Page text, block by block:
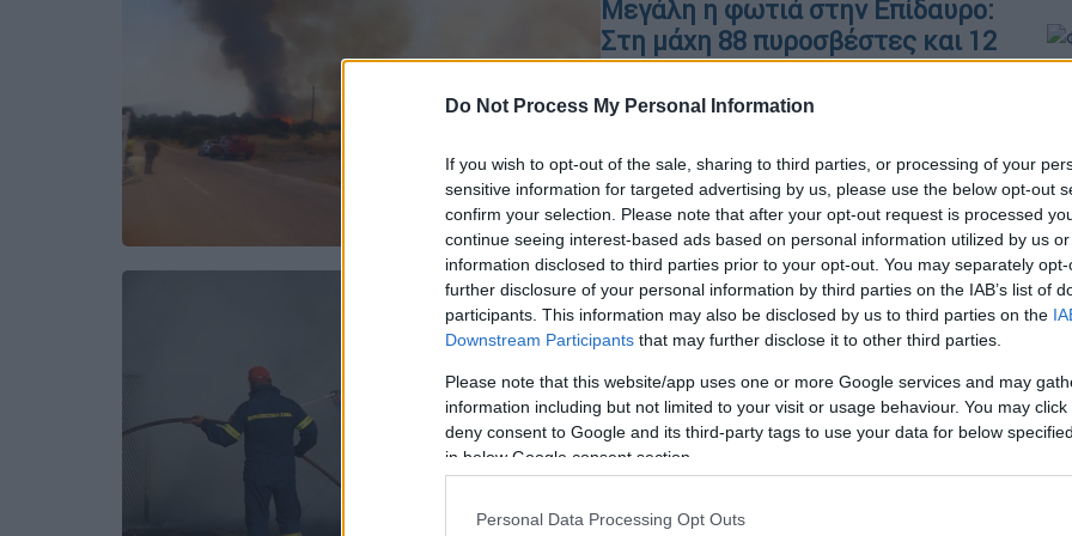
Do Not Process My Personal Information
If you wish to opt-out of the sale, sharing to third parties, or processing of your
sensitive information for targeted advertising by us, please use the below opt-out
confirm your selection. Please note that after your opt-out request is processed
continue seeing interest-based ads based on personal information utilized by us
information disclosed to third parties prior to your opt-out. You may separately
further disclosure of your personal information by third parties on the IAB’s list of
participants. This information may also be disclosed by us to third parties on the
Downstream Participants that may further disclose it to other third parties.
Please note that this website/app uses one or more Google services and may
information including but not limited to your visit or usage behaviour. You may
deny consent to Google and its third-party tags to use your data for below
in below Google consent section.
Personal Data Processing Opt Outs
Μεγάλη η φωτιά στην Επίδαυρο:
Στη μάχη 88 πυροσβέστες και 12
εναέρια μέσα - Οι πρώτες εικόνες
Σε πλήρη εξέλιξη βρίσκεται η φωτιά
Αδάμι Επιδαύρου
Ελλάδα |21.07.2026 13:53
Μεγάλη φωτιά στην Επίδαυρο
κοντά στο Αδάμι - Σηκώθηκαν 4
εναέρια, επιχειρούν 60
πυροσβέστες